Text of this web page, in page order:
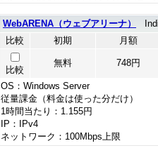
WebARENA（ウェブアリーナ）
比較
初期 月額
比較
無料 748円
OS：Windows Server
従量課金（料金は使った分だけ）
1時間当たり：1.155円
IP：IPv4
ネットワーク：100Mbps上限